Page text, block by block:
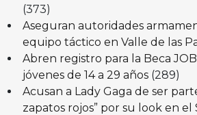
(373)
Aseguran autoridades
equipo táctico en Valle de las
Abren registro para la Beca
jóvenes de 14 a 29 años (289)
Acusan a Lady Gaga de ser
zapatos rojos” por su look en